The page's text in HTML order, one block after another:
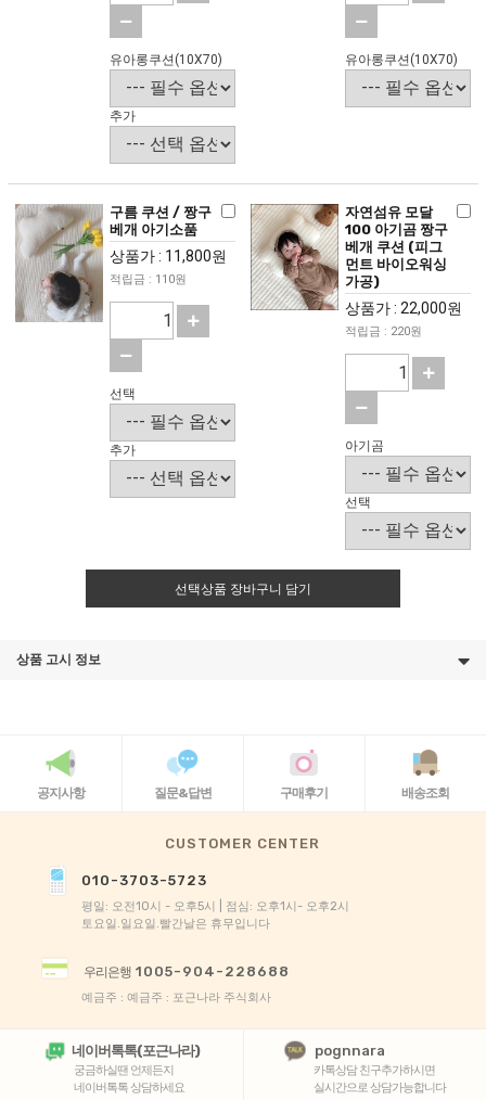
유아롱쿠션(10X70)
추가
유아롱쿠션(10X70)
구름 쿠션 / 짱구
베개 아기소품
상품가 : 11,800원
적립금 : 110원
선택
추가
자연섬유 모달
100 아기곰 짱구
베개 쿠션 (피그
먼트 바이오워싱
가공)
상품가 : 22,000원
적립금 : 220원
아기곰
선택
선택상품 장바구니 담기
상품 고시 정보
공지사항 질문&답변 구매후기 배송조회
CUSTOMER CENTER
010-3703-5723
평일: 오전10시 - 오후5시 | 점심: 오후1시- 오후2시
토요일.일요일.빨간날은 휴무입니다
우리은행1005-904-228688
예금주 : 예금주 : 포근나라 주식회사
네이버톡톡(포근나라)
궁금하실땐 언제든지
네이버톡톡 상담하세요
pognnara
카톡상담 친구추가하시면
실시간으로 상담가능합니다